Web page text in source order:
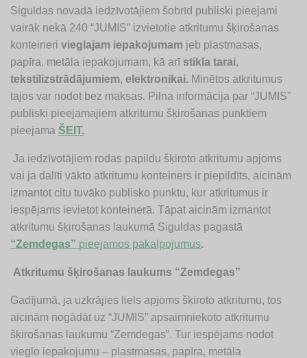
Siguldas novadā iedzīvotājiem šobrīd publiski pieejami
vairāk nekā 240 “JUMIS” izvietotie atkritumu šķirošanas
konteineri vieglajam iepakojumam jeb plastmasas,
papīra, metāla iepakojumam, kā arī stikla tarai,
tekstilizstrādājumiem, elektronikai. Minētos atkritumus
tajos var nodot bez maksas. Pilna informācija par “JUMIS”
publiski pieejamajiem atkritumu šķirošanas punktiem
pieejama ŠEIT.
Ja iedzīvotājiem rodas papildu šķiroto atkritumu apjoms
vai ja dalīti vākto atkritumu konteiners ir piepildīts, aicinām
izmantot citu tuvāko publisko punktu, kur atkritumus ir
iespējams ievietot konteinerā. Tāpat aicinām izmantot
atkritumu šķirošanas laukumā Siguldas pagastā
“Zemdegas” pieejamos pakalpojumus.
Atkritumu šķirošanas laukums “Zemdegas”
Gadījumā, ja uzkrājies liels apjoms šķiroto atkritumu, tos
aicinām nogādāt uz “JUMIS” apsaimniekoto atkritumu
šķirošanas laukumu “Zemdegas”. Tur iespējams nodot
vieglo iepakojumu – plastmasas, papīra, metāla